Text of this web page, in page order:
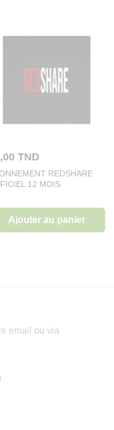
TND
REDSHARE
12 MOIS
Ajouter au panier
email ou via